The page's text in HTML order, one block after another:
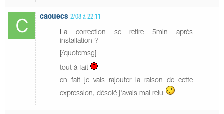
caouecs 2/08 à 22:11
La correction se retire 5min après
installation ?
[/quotemsg]
tout à fait
en fait je vais rajouter la raison de cette
expression, désolé j'avais mal relu